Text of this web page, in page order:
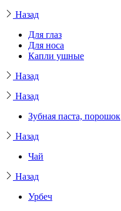
Назад
Для глаз
Для носа
Капли ушные
Назад
Назад
Зубная паста, порошок
Назад
Чай
Назад
Урбеч